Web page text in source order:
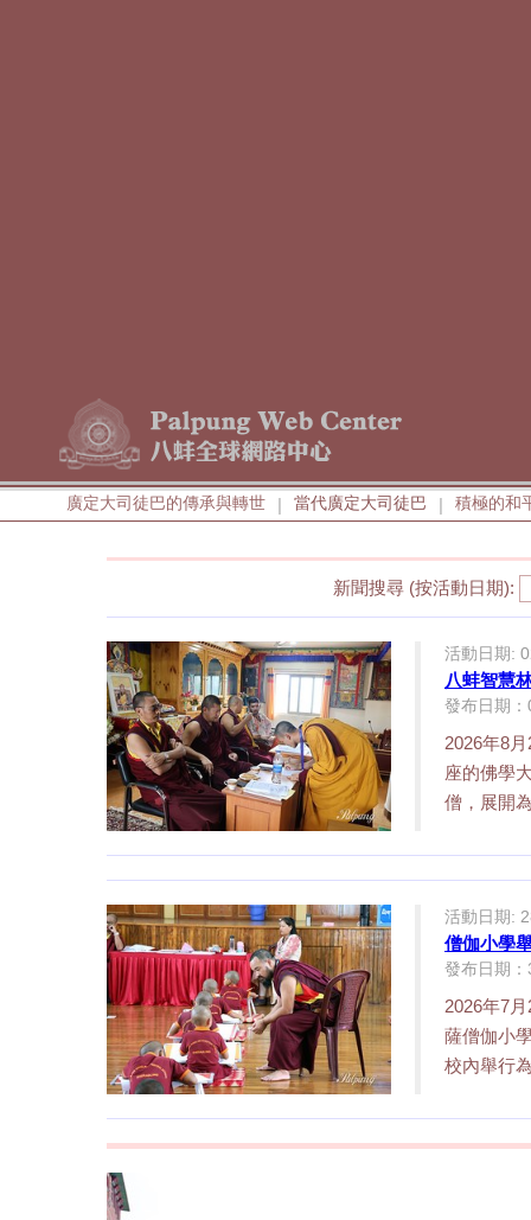
廣定大司徒巴的傳承與轉世 | 當代廣定大司徒巴 | 積極的和
新聞搜尋 (按活動日期):
活動日期:
八蚌智慧
發布日期
2026年8
座的佛學
僧，展開
活動日期:
僧伽小學
發布日期
2026年7
薩僧伽小
校內舉行